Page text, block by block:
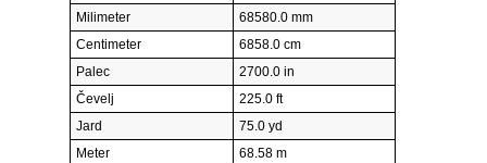
Milimeter
68580.0 mm
Centimeter
6858.0 cm
Palec
2700.0 in
Čevelj
225.0 ft
Jard
75.0 yd
Meter
68.58 m